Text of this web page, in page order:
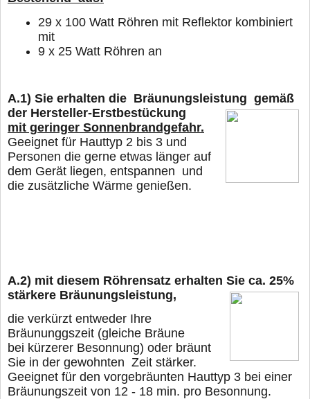
29 x 100 Watt Röhren mit Reflektor kombiniert
mit
9 x 25 Watt Röhren an
A.1) Sie erhalten die Bräunungsleistung gemäß
der Hersteller-Erstbestückung
mit geringer Sonnenbrandgefahr.
Geeignet für Hauttyp 2 bis 3 und
Personen die gerne etwas länger auf
dem Gerät liegen, entspannen und
die zusätzliche Wärme genießen.
A.2) mit diesem Röhrensatz erhalten Sie ca. 25%
stärkere Bräunungsleistung,
die verkürzt entweder Ihre
Bräununggszeit (gleiche Bräune
bei kürzerer Besonnung) oder bräunt
Sie in der gewohnten Zeit stärker.
Geeignet für den vorgebräunten Hauttyp 3 bei einer
Bräunungszeit von 12 - 18 min. pro Besonnung.